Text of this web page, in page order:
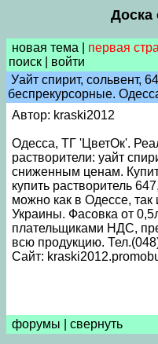
Доска
новая тема первая
поиск
войти
Уайт спирит, сольвент,
беспрекурсорные.
Автор: kraski2012
Одесса, ТГ 'ЦветОк'.
растворители: уайт
сниженным ценам.
купить растворитель
можно как в Одессе, так
Украины. Фасовка от
плательщиками НДС,
всю продукцию.
Сайт:
форумы свернуть